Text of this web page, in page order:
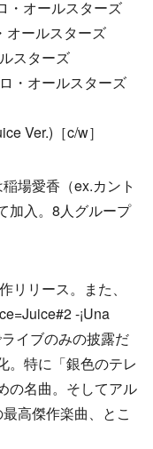
・オールスターズ
オールスターズ
スターズ
・オールスターズ
Ver.)［c/w］
場愛香（ex.カント
加入。8人グループ
リース。また、
-¡Una
イブのみの披露だ
。特に「銀色のテレ
の名曲。そしてアル
高傑作楽曲、とこ